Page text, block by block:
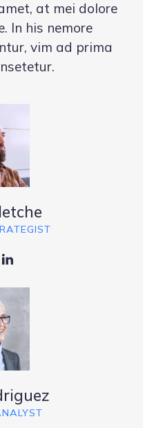
at mei dolore
In his nemore
vim ad prima